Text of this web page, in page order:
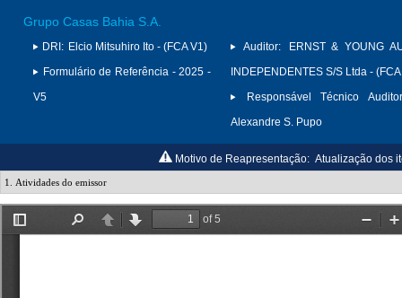
Grupo Casas Bahia S.A.
DRI: Elcio Mitsuhiro Ito - (FCA V1)
Formulário de Referência - 2025 -
V5
Auditor:
ERNST & YOUNG
INDEPENDENTES S/S Ltda -
Responsável Técnico
Alexandre S. Pupo
Motivo de Reapresentação: Atualização dos